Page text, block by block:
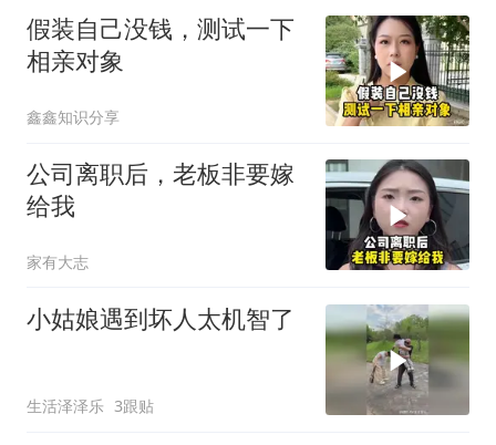
假装自己没钱，测试一下
相亲对象
鑫鑫知识分享
公司离职后，老板非要嫁
给我
家有大志
小姑娘遇到坏人太机智了
生活泽泽乐 3跟贴